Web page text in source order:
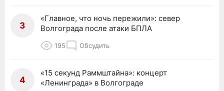
3
«Главное, что ночь пережили»: север
Волгограда после атаки БПЛА
195 Обсудить
4
«15 секунд Раммштайна»: концерт
«Ленинграда» в Волгограде